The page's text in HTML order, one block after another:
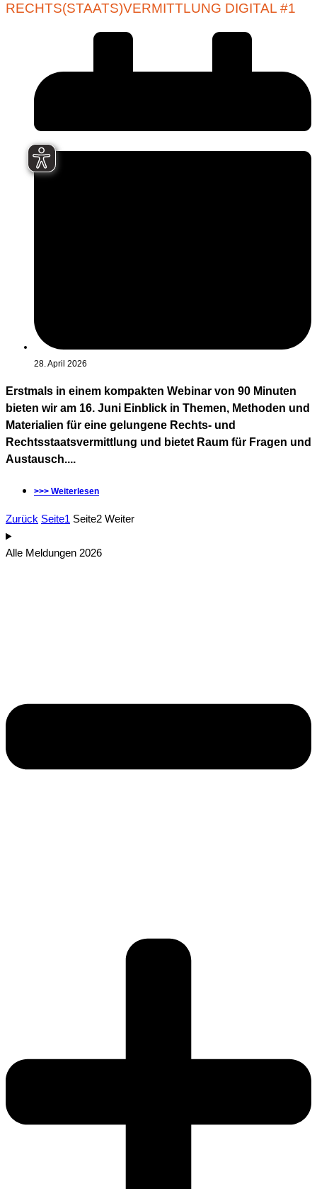
RECHTS(STAATS)VERMITTLUNG DIGITAL #1
28. April 2026
Erstmals in einem kompakten Webinar von 90 Minuten
bieten wir am 16. Juni Einblick in Themen, Methoden und
Materialien für eine gelungene Rechts- und
Rechtsstaatsvermittlung und bietet Raum für Fragen und
Austausch....
>>> Weiterlesen
Zurück Seite1 Seite2 Weiter
Alle Meldungen 2026